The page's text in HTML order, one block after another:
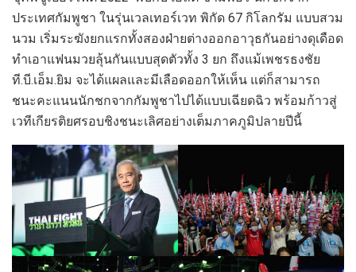
ประเทศกัมพูชา ในรุ่นเวลเทอร์เวท พิกัด 67 กิโลกรัม แบบสวม
นวม เริ่มระฆังยกแรกทั้งสองฝ่ายต่างออกอาวุธกันอย่างดุเดือด
ทำเอาแฟนมวยลุ้นกันแบบสุดตัวทั้ง 3 ยก ถึงแม้เพชรธงชัย
ที.บี.เอ็ม.ยิม จะได้แผลและมีเลือดออกให้เห็น แต่ก็สามารถ
ชนะคะแนนนักชกจากกัมพูชาไปได้แบบเฉียดฉิว พร้อมก้าวสู่
เวทีเกียรติยศรอบชิงชนะเลิศอย่างเต็มภาคภูมิปลายปีนี้